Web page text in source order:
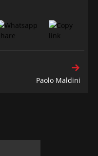
Paolo Maldini